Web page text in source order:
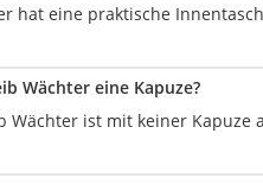
hat eine praktische
Wächter eine Kapuze?
Wächter ist mit keiner Kapuze